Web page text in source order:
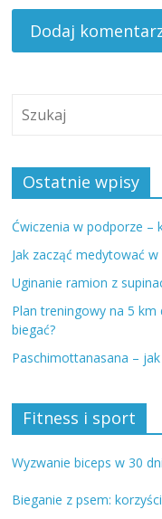
Ostatnie wpisy
Ćwiczenia w podporze –
Jak zacząć medytować
Uginanie ramion z
Plan treningowy na 5
biegać?
Paschimottanasana –
Fitness i sport
Wyzwanie biceps w 30
Bieganie z psem: